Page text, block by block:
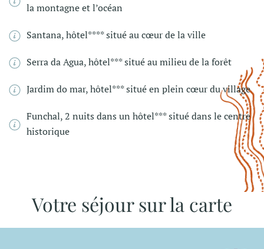
la montagne et l’océan
Santana, hôtel**** situé au cœur de la ville
Serra da Agua, hôtel*** situé au milieu de la forêt
Jardim do mar, hôtel*** situé en plein cœur du village
Funchal, 2 nuits dans un hôtel*** situé dans le centre
historique
Votre séjour sur la carte